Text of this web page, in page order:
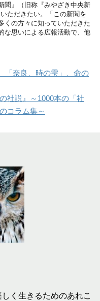
聞』（旧称『みやざき中央新
ただきたい。「この新聞を
くの方々に知っていただきた
な思いによる広報活動で、他
奈良、時の雫」、命の
社説』～1000本の「社
コラム集～
く生きるためのあれこ